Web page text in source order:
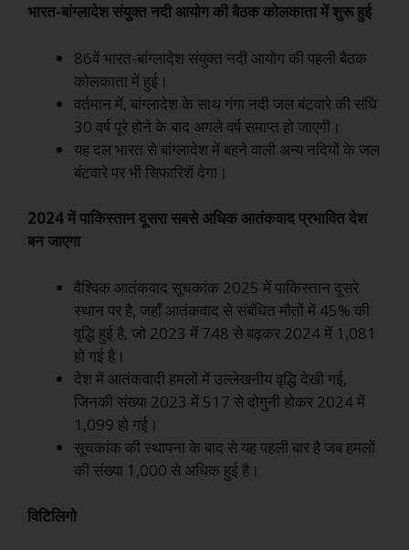
भारत-बांग्लादेश संयुक्त नदी आयोग की बैठक कोलकाता में शुरू हुई
86वें भारत-बांग्लादेश संयुक्त नदी आयोग की पहली बैठक
कोलकाता में हुई।
वर्तमान में, बांग्लादेश के साथ गंगा नदी जल बंटवारे की संधि
30 वर्ष पूरे होने के बाद अगले वर्ष समाप्त हो जाएगी।
यह दल भारत से बांग्लादेश में बहने वाली अन्य नदियों के जल
बंटवारे पर भी सिफारिशें देगा।
2024 में पाकिस्तान दूसरा सबसे अधिक आतंकवाद प्रभावित देश
बन जाएगा
वैश्विक आतंकवाद सूचकांक 2025 में पाकिस्तान दूसरे
स्थान पर है, जहाँ आतंकवाद से संबंधित मौतों में 45% की
वृद्धि हुई है, जो 2023 में 748 से बढ़कर 2024 में 1,081
हो गई है।
देश में आतंकवादी हमलों में उल्लेखनीय वृद्धि देखी गई,
जिनकी संख्या 2023 में 517 से दोगुनी होकर 2024 में
1,099 हो गई।
सूचकांक की स्थापना के बाद से यह पहली बार है जब हमलों
की संख्या 1,000 से अधिक हुई है।
विटिलिगो